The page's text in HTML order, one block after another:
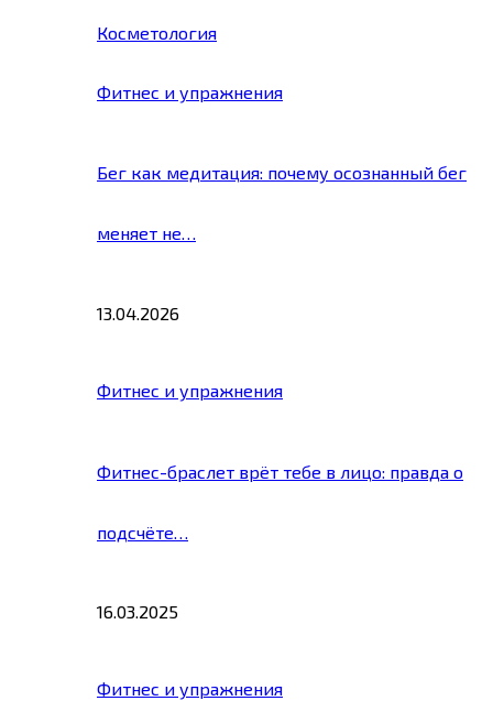
Косметология
Фитнес и упражнения
Бег как медитация: почему осознанный бег
меняет не…
13.04.2026
Фитнес и упражнения
Фитнес-браслет врёт тебе в лицо: правда о
подсчёте…
16.03.2025
Фитнес и упражнения